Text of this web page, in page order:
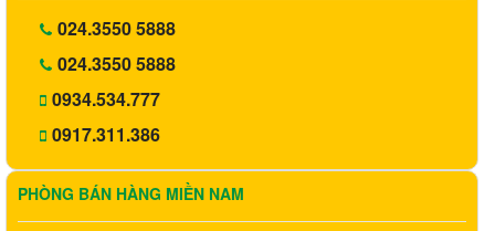
024.3550 5888
024.3550 5888
0934.534.777
0917.311.386
PHÒNG BÁN HÀNG MIỀN NAM